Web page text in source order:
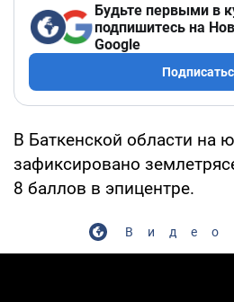
Будьте первыми в
подпишитесь на
Google
В Баткенской области на
зафиксировано
8 баллов в эпицентре.